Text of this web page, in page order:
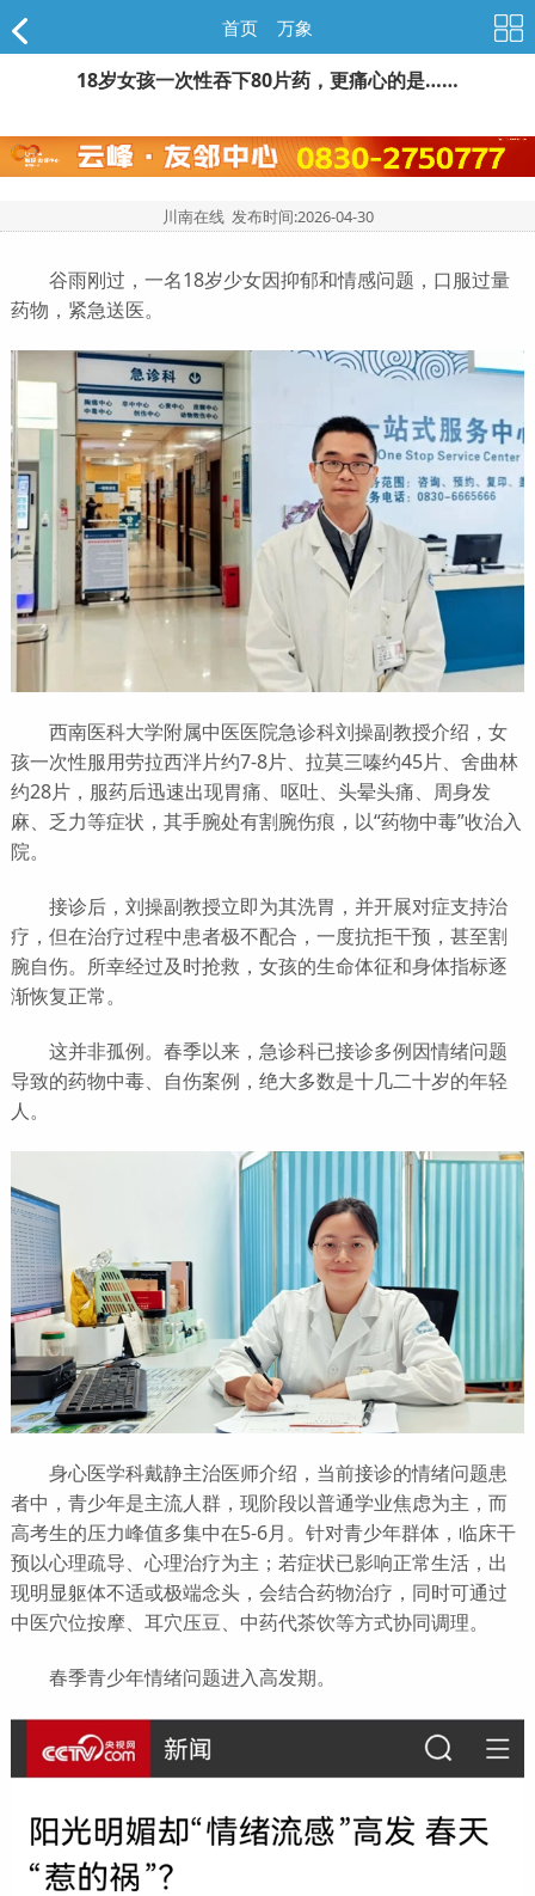
首页 万象
18岁女孩一次性吞下80片药，更痛心的是……
川南在线 发布时间:2026-04-30
谷雨刚过，一名18岁少女因抑郁和情感问题，口服过量
药物，紧急送医。
西南医科大学附属中医医院急诊科刘操副教授介绍，女
孩一次性服用劳拉西泮片约7-8片、拉莫三嗪约45片、舍曲林
约28片，服药后迅速出现胃痛、呕吐、头晕头痛、周身发
麻、乏力等症状，其手腕处有割腕伤痕，以“药物中毒”收治入
院。
接诊后，刘操副教授立即为其洗胃，并开展对症支持治
疗，但在治疗过程中患者极不配合，一度抗拒干预，甚至割
腕自伤。所幸经过及时抢救，女孩的生命体征和身体指标逐
渐恢复正常。
这并非孤例。春季以来，急诊科已接诊多例因情绪问题
导致的药物中毒、自伤案例，绝大多数是十几二十岁的年轻
人。
身心医学科戴静主治医师介绍，当前接诊的情绪问题患
者中，青少年是主流人群，现阶段以普通学业焦虑为主，而
高考生的压力峰值多集中在5-6月。针对青少年群体，临床干
预以心理疏导、心理治疗为主；若症状已影响正常生活，出
现明显躯体不适或极端念头，会结合药物治疗，同时可通过
中医穴位按摩、耳穴压豆、中药代茶饮等方式协同调理。
春季青少年情绪问题进入高发期。